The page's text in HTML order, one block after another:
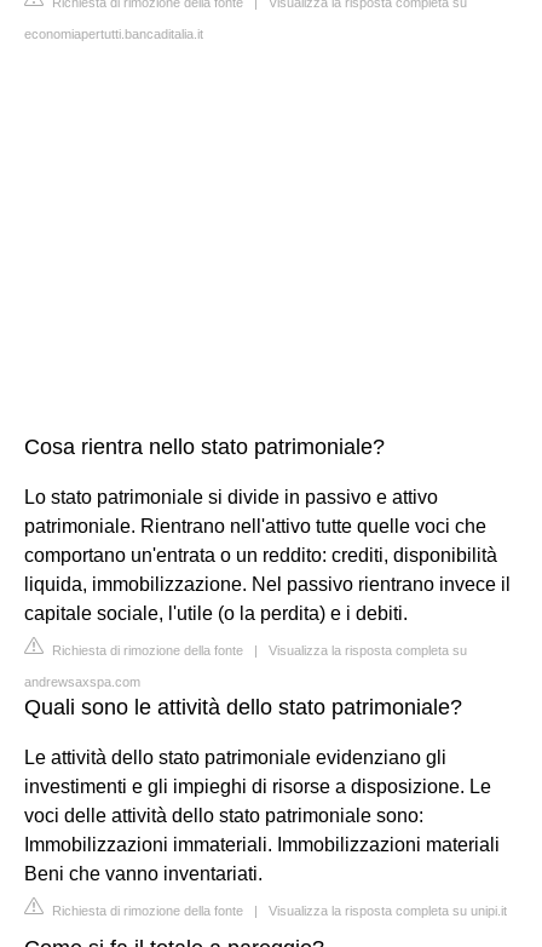
economiapertutti.bancaditalia.it
Cosa rientra nello stato patrimoniale?
Lo stato patrimoniale si divide in passivo e attivo
patrimoniale. Rientrano nell'attivo tutte quelle voci che
comportano un'entrata o un reddito: crediti, disponibilità
liquida, immobilizzazione. Nel passivo rientrano invece il
capitale sociale, l'utile (o la perdita) e i debiti.
Richiesta di rimozione della fonte | Visualizza la risposta completa su
andrewsaxspa.com
Quali sono le attività dello stato patrimoniale?
Le attività dello stato patrimoniale evidenziano gli
investimenti e gli impieghi di risorse a disposizione. Le
voci delle attività dello stato patrimoniale sono:
Immobilizzazioni immateriali. Immobilizzazioni materiali
Beni che vanno inventariati.
Richiesta di rimozione della fonte | Visualizza la risposta completa su unipi.it